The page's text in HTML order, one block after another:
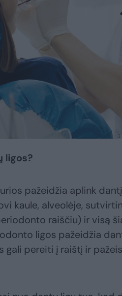
ligos?
pažeidžia aplink
kaule, alveolėje,
raiščiu) ir visą
ligos pažeidžia
gali pereiti į raištį ir